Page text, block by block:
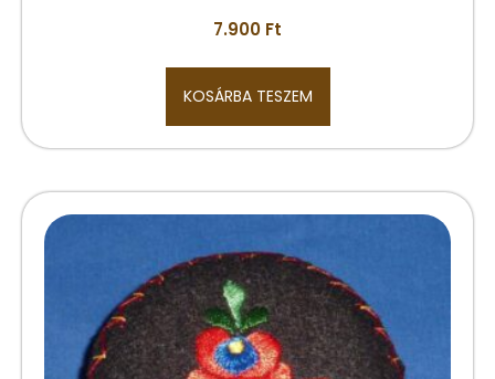
7.900 Ft
KOSÁRBA TESZEM